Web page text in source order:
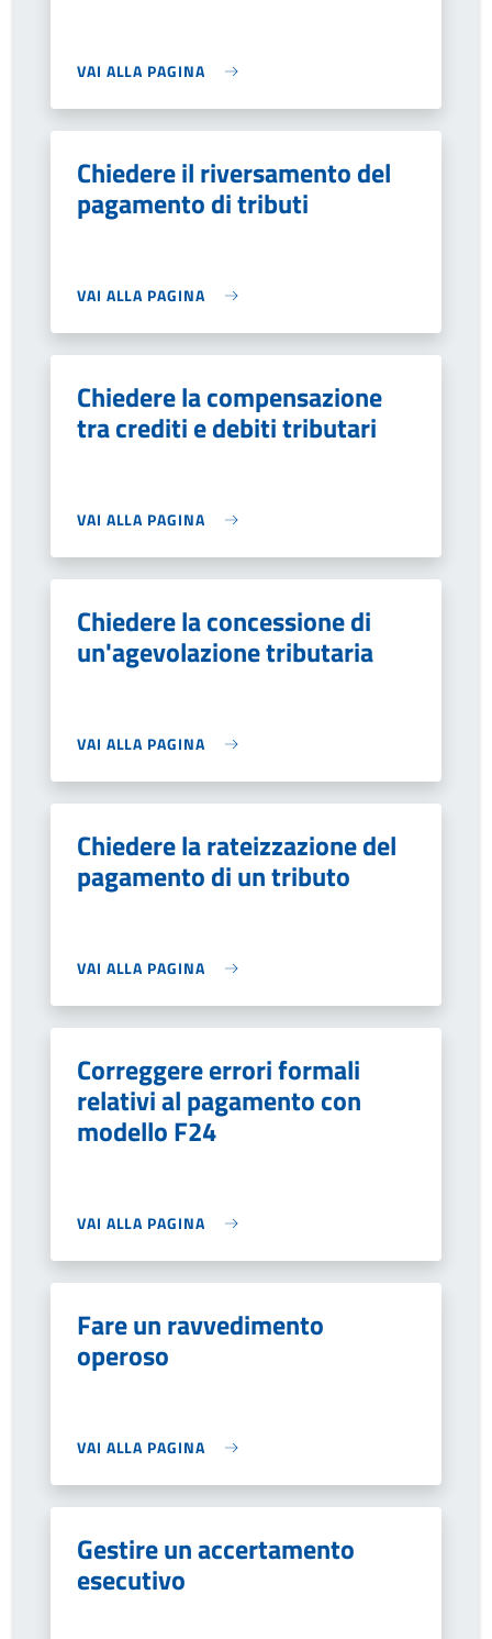
VAI ALLA PAGINA
Chiedere il riversamento del
pagamento di tributi
VAI ALLA PAGINA
Chiedere la compensazione
tra crediti e debiti tributari
VAI ALLA PAGINA
Chiedere la concessione di
un'agevolazione tributaria
VAI ALLA PAGINA
Chiedere la rateizzazione del
pagamento di un tributo
VAI ALLA PAGINA
Correggere errori formali
relativi al pagamento con
modello F24
VAI ALLA PAGINA
Fare un ravvedimento
operoso
VAI ALLA PAGINA
Gestire un accertamento
esecutivo